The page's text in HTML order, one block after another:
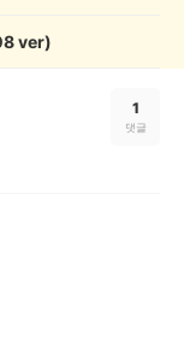
ver)
1
댓글